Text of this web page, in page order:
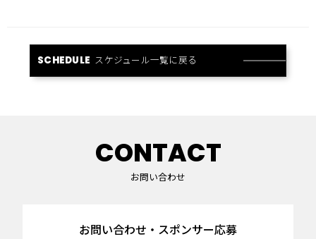
SCHEDULE スケジュール一覧に戻る
CONTACT
お問い合わせ
お問い合わせ・スポンサー応募